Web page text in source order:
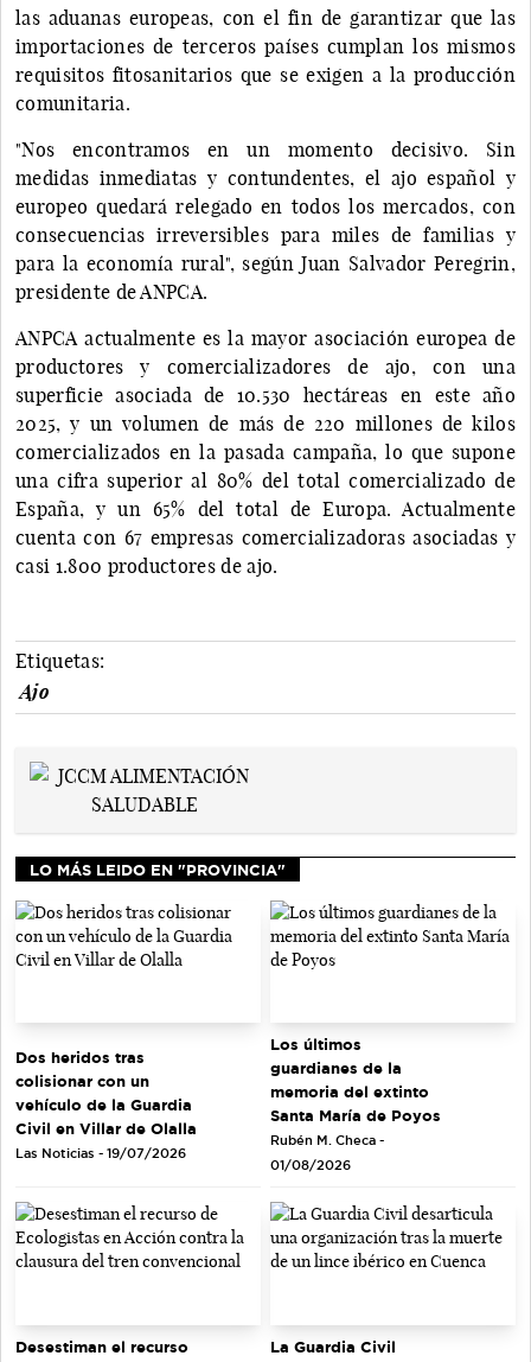
las aduanas europeas, con el fin de garantizar que las
importaciones de terceros países cumplan los mismos
requisitos fitosanitarios que se exigen a la producción
comunitaria.
"Nos encontramos en un momento decisivo. Sin
medidas inmediatas y contundentes, el ajo español y
europeo quedará relegado en todos los mercados, con
consecuencias irreversibles para miles de familias y
para la economía rural", según Juan Salvador Peregrin,
presidente de ANPCA.
ANPCA actualmente es la mayor asociación europea de
productores y comercializadores de ajo, con una
superficie asociada de 10.530 hectáreas en este año
2025, y un volumen de más de 220 millones de kilos
comercializados en la pasada campaña, lo que supone
una cifra superior al 80% del total comercializado de
España, y un 65% del total de Europa. Actualmente
cuenta con 67 empresas comercializadoras asociadas y
casi 1.800 productores de ajo.
Etiquetas:
Ajo
LO MÁS LEIDO EN "PROVINCIA"
Dos heridos tras
colisionar con un
vehículo de la Guardia
Civil en Villar de Olalla
Las Noticias - 19/07/2026
Los últimos
guardianes de la
memoria del extinto
Santa María de Poyos
Rubén M. Checa -
01/08/2026
Desestiman el recurso
La Guardia Civil